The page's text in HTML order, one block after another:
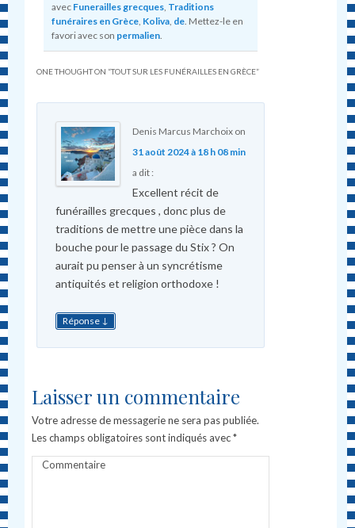
avec Funerailles grecques, Traditions
funéraires en Grèce, Koliva, de. Mettez-le en
favori avec son permalien.
ONE THOUGHT ON “TOUT SUR LES FUNÉRAILLES EN GRÈCE”
Denis Marcus Marchoixon
31 août 2024 à 18 h 08 min
a dit :
Excellent récit de
funérailles grecques , donc plus de
traditions de mettre une pièce dans la
bouche pour le passage du Stix ? On
aurait pu penser à un syncrétisme
antiquités et religion orthodoxe !
Réponse ↓
Laisser un commentaire
Votre adresse de messagerie ne sera pas publiée.
Les champs obligatoires sont indiqués avec*
Commentaire